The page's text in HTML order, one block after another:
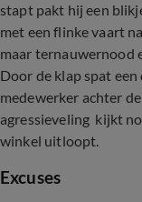
stapt pakt hij een
met een flinke vaart
maar ternauwernood
Door de klap spat
medewerker achter
agressieveling kijkt
winkel uitloopt.
Excuses